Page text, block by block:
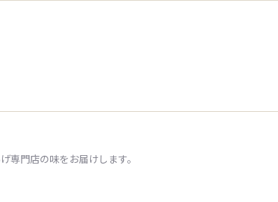
専門店の味をお届けします。